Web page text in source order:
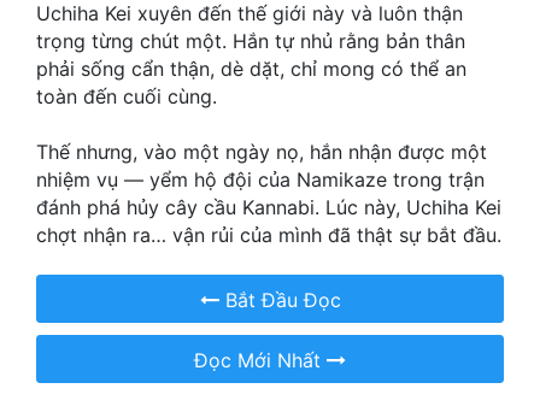
Dị Năng
Góc Nhìn Nam
Góc Nhìn Nữ
Huyền Huyễn
Huyền Nghi
Uchiha Kei xuyên đến thế giới này và luôn thận
trọng từng chút một. Hắn tự nhủ rằng bản thân
phải sống cẩn thận, dè dặt, chỉ mong có thể an
toàn đến cuối cùng.
Thế nhưng, vào một ngày nọ, hắn nhận được một
nhiệm vụ — yểm hộ đội của Namikaze trong trận
đánh phá hủy cây cầu Kannabi. Lúc này, Uchiha Kei
chợt nhận ra… vận rủi của mình đã thật sự bắt đầu.
Bắt Đầu Đọc
Đọc Mới Nhất